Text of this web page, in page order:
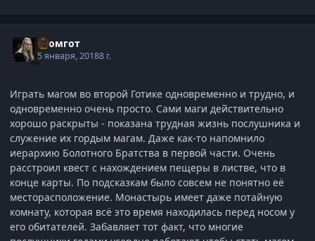
Громгот
5 января, 20188 г.
Играть магом во второй Готике одновременно и трудно, и
одновременно очень просто. Сами маги действительно
хорошо раскрыты - показана трудная жизнь послушника и
служение их гордым магам. Даже как-то напомнило
иерархию Болотного Братства в первой части. Очень
расстроил квест с нахождением пещеры в листве, что в
конце карты. По подсказкам было совсем не понятно её
месторасположение. Монастырь имеет даже потайную
комнату, которая всё это время находилась перед носом у
его обитателей. Забавляет тот факт, что многие